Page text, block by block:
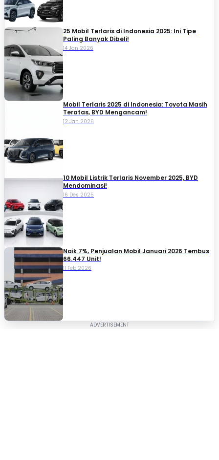
25 Mobil Terlaris di Indonesia 2025: Ini Tipe
Paling Banyak Dibeli!
14 Jan 2026
Mobil Terlaris 2025 di Indonesia: Toyota Masih
Teratas, BYD Mengancam!
12 Jan 2026
10 Mobil Listrik Terlaris November 2025, BYD
Mendominasi!
16 Des 2025
Naik 7%, Penjualan Mobil Januari 2026 Tembus
66.447 Unit!
11 Feb 2026